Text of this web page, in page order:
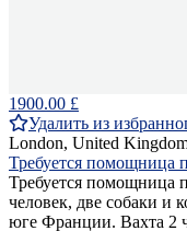
1900.00 £
Удалить из
London, United
Требуется помощница
Требуется помощница
человек, две собаки и
юге Франции. Вахта 2